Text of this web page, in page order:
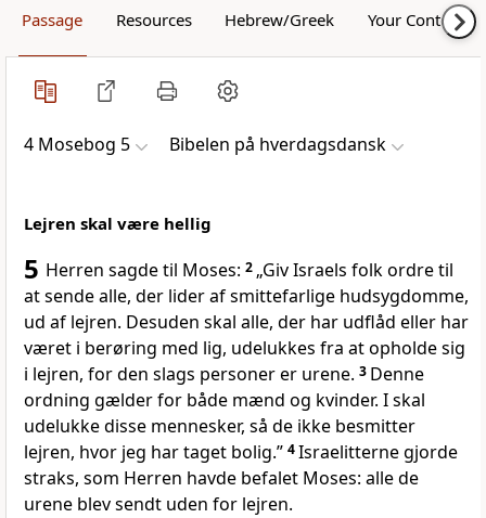
Passage Resources Hebrew/Greek Your Content
4 Mosebog 5 Bibelen på hverdagsdansk
Lejren skal være hellig
5 Herren sagde til Moses: 2 „Giv Israels folk ordre til
at sende alle, der lider af smittefarlige hudsygdomme,
ud af lejren. Desuden skal alle, der har udflåd eller har
været i berøring med lig, udelukkes fra at opholde sig
i lejren, for den slags personer er urene. 3 Denne
ordning gælder for både mænd og kvinder. I skal
udelukke disse mennesker, så de ikke besmitter
lejren, hvor jeg har taget bolig.” 4Israelitterne gjorde
straks, som Herren havde befalet Moses: alle de
urene blev sendt uden for lejren.